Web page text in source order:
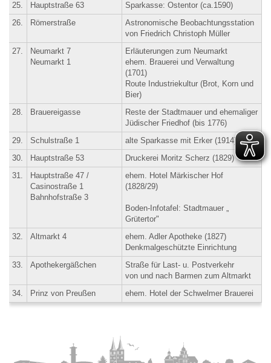
25.
Hauptstraße 63
Sparkasse: Ostentor (ca.1590)
26.
Römerstraße
Astronomische Beobachtungsstation
von Friedrich Christoph Müller
27.
Neumarkt 7
Neumarkt 1
Erläuterungen zum Neumarkt
ehem. Brauerei und Verwaltung
(1701)
Route Industriekultur (Brot, Korn und
Bier)
28.
Brauereigasse
Reste der Stadtmauer und ehemaliger
Jüdischer Friedhof (bis 1776)
29.
Schulstraße 1
alte Sparkasse mit Erker (1914)
30.
Hauptstraße 53
Druckerei Moritz Scherz (1829)
31.
Hauptstraße 47 /
Casinostraße 1
Bahnhofstraße 3
ehem. Hotel Märkischer Hof
(1828/29)
Boden-Infotafel: Stadtmauer „
Grütertor"
32.
Altmarkt 4
ehem. Adler Apotheke (1827)
Denkmalgeschützte Einrichtung
33.
Apothekergäßchen
Straße für Last- u. Postverkehr
von und nach Barmen zum Altmarkt
34.
Prinz von Preußen ehem. Hotel der Schwelmer Brauerei